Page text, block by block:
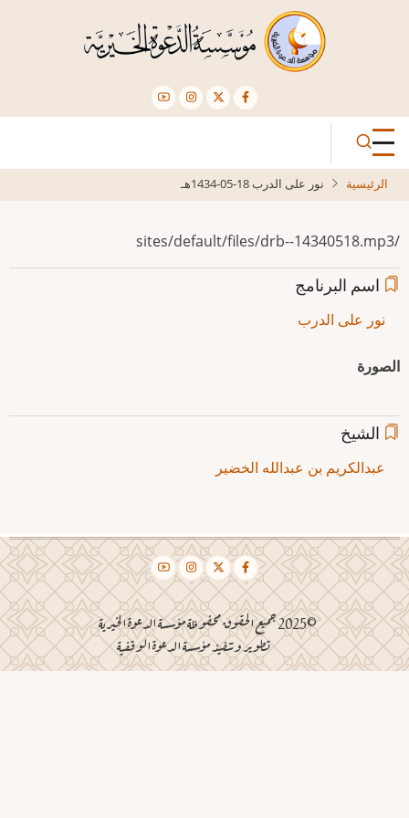
الرئيسية نور على الدرب 18-05-1434هـ
/sites/default/files/drb--14340518.mp3
اسم البرنامج
نور على الدرب
الصورة
الشيخ
عبدالكريم بن عبدالله الخضير
©2025 جميع الحقوق محفوظة مؤسسة الدعوة الخيرية
تطوير وتنفيذ مؤسسة الدعوة الوقفية